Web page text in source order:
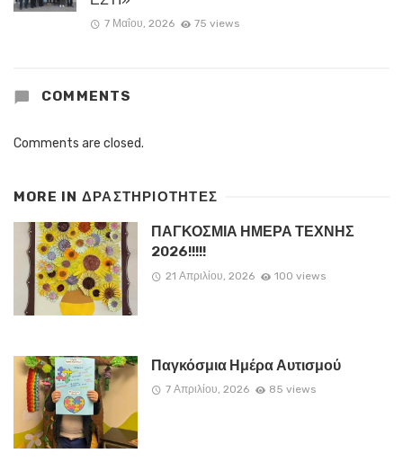
7 Μαΐου, 2026 75 views
COMMENTS
Comments are closed.
MORE IN ΔΡΑΣΤΗΡΙΟΤΗΤΕΣ
ΠΑΓΚΟΣΜΙΑ ΗΜΕΡΑ ΤΕΧΝΗΣ
2026!!!!!
21 Απριλίου, 2026 100 views
Παγκόσμια Ημέρα Αυτισμού
7 Απριλίου, 2026 85 views